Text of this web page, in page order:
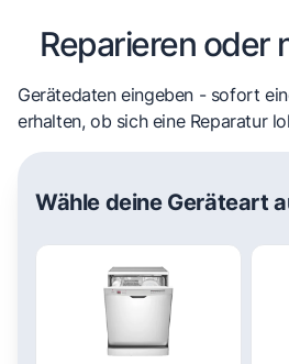
Reparieren oder
Gerätedaten eingeben - sofort
erhalten, ob sich eine Reparatur
Wähle deine Geräteart